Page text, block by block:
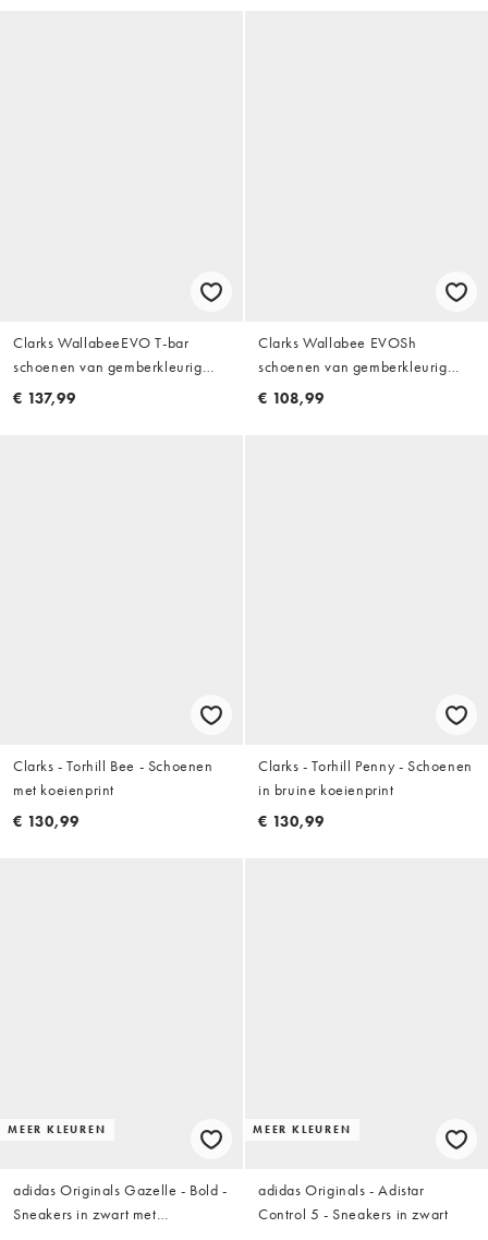
Clarks WallabeeEVO T-bar
schoenen van gemberkleurig
suède
€ 137,99
Clarks Wallabee EVOSh
schoenen van gemberkleurig
suède
€ 108,99
Clarks - Torhill Bee - Schoenen
met koeienprint
€ 130,99
Clarks - Torhill Penny - Schoenen
in bruine koeienprint
€ 130,99
MEER KLEUREN
adidas Originals Gazelle - Bold -
Sneakers in zwart met
MEER KLEUREN
adidas Originals - Adistar
Control 5 - Sneakers in zwart